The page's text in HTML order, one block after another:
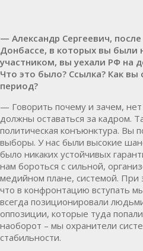
— Александр Сергеевич,
Донбассе, в которых вы были
участником, вы уехали РФ на
Что это было? Ссылка? Как вы
период?
— Говорить почему и зачем,
должны оставаться за кадром.
политическая конъюнктура. Вы
выборы. У нас были высокие
было никаких устойчивых
нам бороться с сильной,
медийном плане, системой. При
что в конфронтацию вступать
всегда позиционировали
оппозиции, которые туда
наоборот – мы охранители
стабильности.